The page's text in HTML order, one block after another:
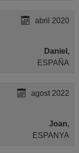
abril 2020
Daniel,
ESPAÑA
agost 2022
Joan,
ESPANYA